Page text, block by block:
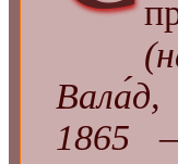
Вала́д,
1865